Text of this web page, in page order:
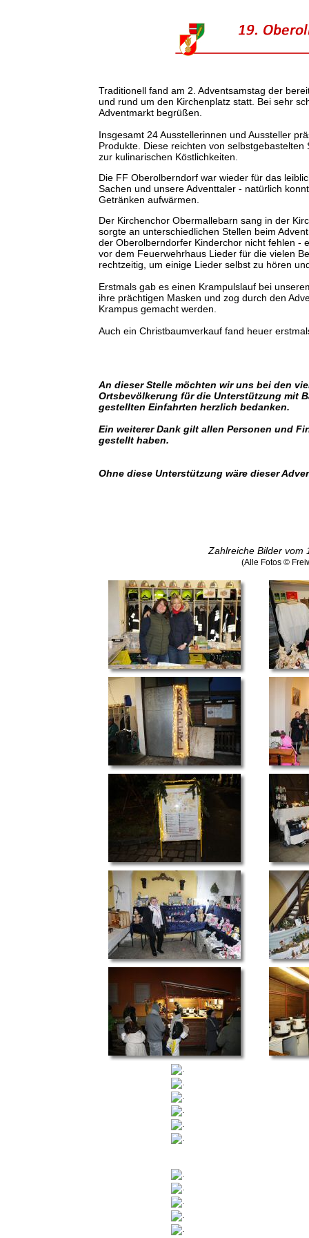
Traditionell fand am 2. Adventsamstag der
und rund um den Kirchenplatz statt. Bei sehr
Adventmarkt begrüßen.
Insgesamt 24 Ausstellerinnen und Aussteller
Produkte. Diese reichten von
zur kulinarischen Köstlichkeiten.
Die FF Oberolberndorf war wieder für das
Sachen und unsere Adventtaler - natürlich
Getränken aufwärmen.
Der Kirchenchor Obermallebarn sang in der
sorgte an unterschiedlichen Stellen beim
der Oberolberndorfer Kinderchor nicht fehlen -
vor dem Feuerwehrhaus Lieder für die vielen
rechtzeitig, um einige Lieder selbst zu hören
Erstmals gab es einen Krampulslauf bei
ihre prächtigen Masken und zog durch den
Krampus gemacht werden.
Auch ein Christbaumverkauf fand heuer
An dieser Stelle möchten wir uns bei den
Ortsbevölkerung für die Unterstützung mit
gestellten Einfahrten herzlich bedanken.
Ein weiterer Dank gilt allen Personen und
gestellt haben.
Ohne diese Unterstützung wäre dieser
Zahlreiche Bilder vom
(Alle Fotos ©